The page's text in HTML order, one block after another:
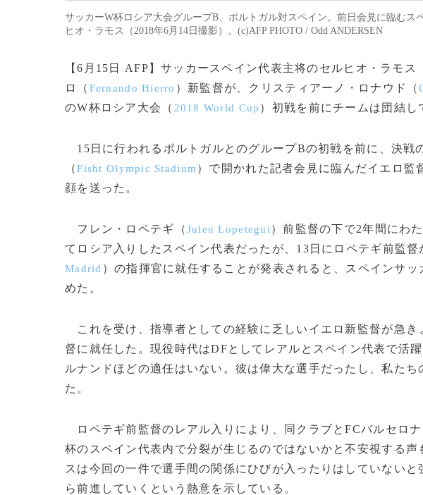
サッカーW杯ロシア大会グループB、ポルトガル対スペイン。前日会見に臨む
ヒオ・ラモス（2018年6月14日撮影）。(c)AFP PHOTO / Odd ANDERSEN
【6月15日 AFP】サッカースペイン代表主将のセルヒオ・ラモス
ロ（ Fernando Hierro ）新監督が、クリスティアーノ・ロナウド（
のW杯ロシア大会（ 2018 World Cup ）初戦を前にチームは団結し
15日に行われるポルトガルとのグループBの初戦を前に、決戦
（Fisht Olympic Stadium ）で開かれた記者会見に臨んだイエロ
顔を送った。
フレン・ロペテギ（Julen Lopetegui ）前監督の下で2年間にわ
てロシア入りしたスペイン代表だったが、13日にロペテギ前監
Madrid ）の指揮官に就任することが発表されると、スペインサッ
めた。
これを受け、指導者としての経験に乏しいイエロ新監督が急き
督に就任した。現役時代はDFとしてレアルとスペイン代表で活
ルナンドほどの適任はいない。彼は偉大な選手だったし、私た
た。
ロペテギ前監督のレアル入りにより、同クラブとFCバルセロナ
杯のスペイン代表内で分裂が生じるのではないかと不安視する
スは今回の一件で選手間の関係にひびが入ったりはしていない
ら前進していくという熱意を示している。